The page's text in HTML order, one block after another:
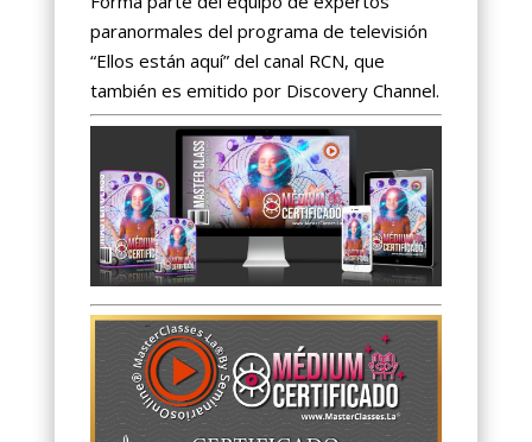
paranormales del programa de televisión
“Ellos están aquí” del canal RCN, que
también es emitido por Discovery Channel.